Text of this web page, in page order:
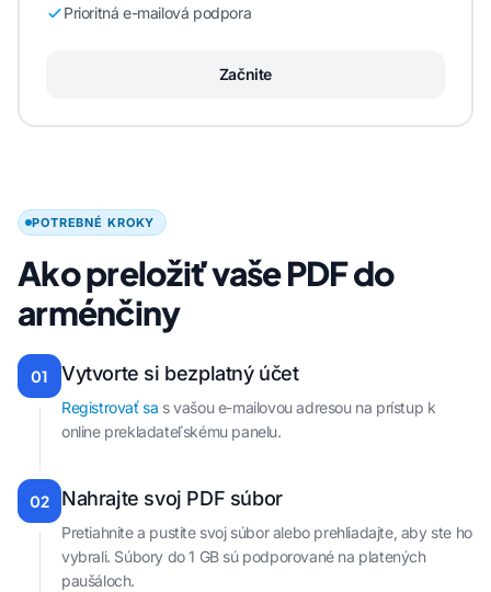
Prioritná e-mailová podpora
Začnite
POTREBNÉ KROKY
Ako preložiť vaše PDF do
arménčiny
01 Vytvorte si bezplatný účet
Registrovať sa s vašou e-mailovou adresou na prístup k
online prekladateľskému panelu.
02 Nahrajte svoj PDF súbor
Pretiahnite a pustite svoj súbor alebo prehliadajte, aby ste ho
vybrali. Súbory do 1 GB sú podporované na platených
paušáloch.